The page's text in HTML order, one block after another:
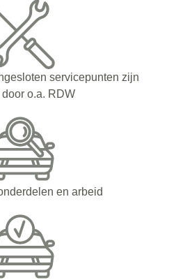
servicepunten zijn
o.a. RDW
en arbeid